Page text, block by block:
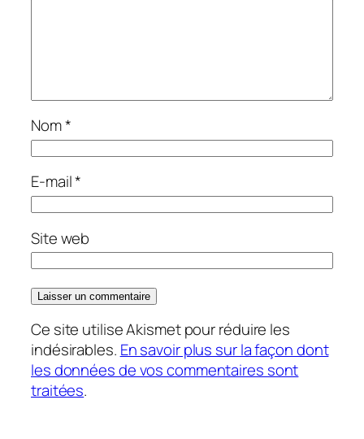
Nom*
E-mail*
Site web
Ce site utilise Akismet pour réduire les
indésirables. En savoir plus sur la façon dont
les données de vos commentaires sont
traitées.